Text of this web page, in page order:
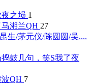
夜之埙 1
马湘兰QH 27
生/茅元仪/陈圆圆/吴....
鼓几句，笑S我了夜
波QH 7